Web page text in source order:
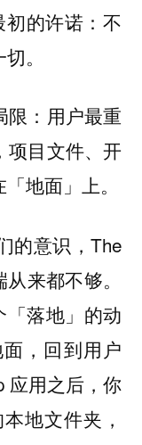
初的许诺：不
。
限：用户最重
项目文件、开
地面」上。
的意识，The
来都不够。
落地」的动
，回到用户
应用之后，你
地文件夹，